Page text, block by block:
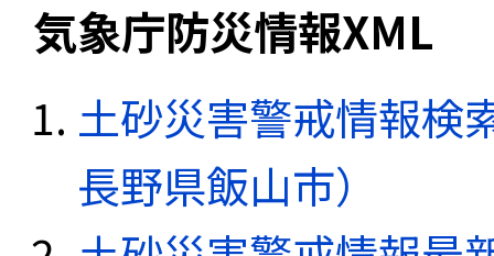
気象庁防災情報XML
土砂災害警戒情報検
長野県飯山市）